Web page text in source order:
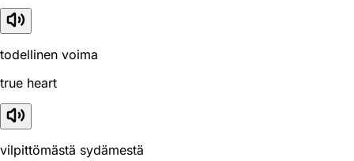
todellinen voima
true heart
vilpittömästä sydämestä